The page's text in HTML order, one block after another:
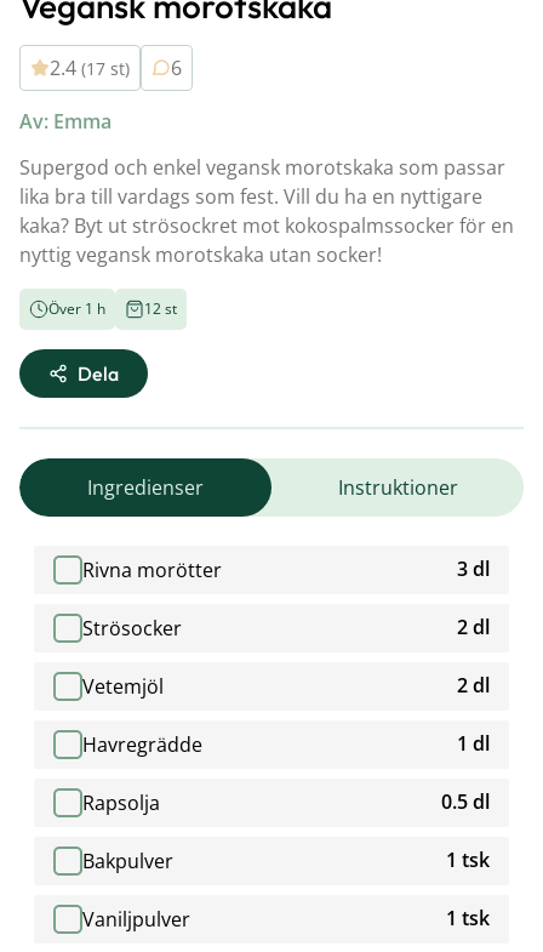
2.4 (17 st)
6
Av: Emma
Supergod och enkel vegansk morotskaka som passar
lika bra till vardags som fest. Vill du ha en nyttigare
kaka? Byt ut strösockret mot kokospalmssocker för en
nyttig vegansk morotskaka utan socker!
Över 1 h 12 st
Dela
Ingredienser Instruktioner
Rivna morötter 3 dl
Strösocker 2 dl
Vetemjöl 2 dl
Havregrädde 1 dl
Rapsolja 0.5 dl
Bakpulver 1 tsk
Vaniljpulver 1 tsk